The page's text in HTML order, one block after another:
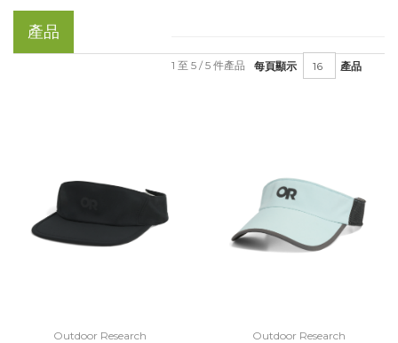
產品
每頁顯示 產品
1 至 5 / 5 件產品
Outdoor Research Outdoor Research